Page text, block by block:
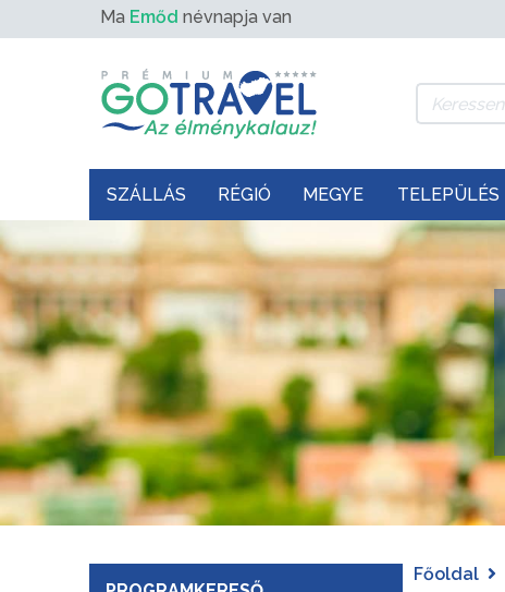
Ma Emőd névnapja van
SZÁLLÁS RÉGIÓ MEGYE TELEPÜLÉS
Főoldal